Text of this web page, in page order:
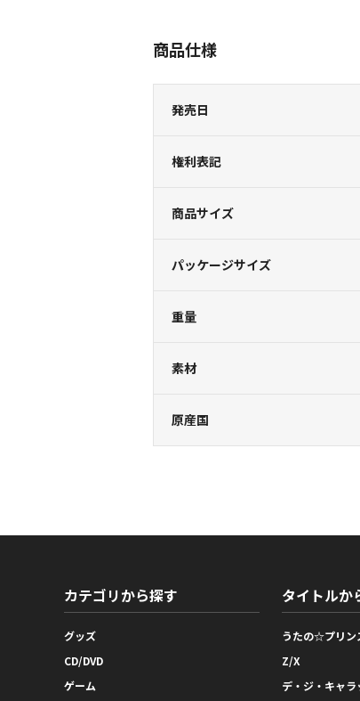
商品仕様
発売日
権利表記
商品サイズ
パッケージサイズ
重量
素材
原産国
カテゴリから探す
グッズ
CD/DVD
ゲーム
タイトルか
うたの☆プリン
Z/X
デ・ジ・キャラ